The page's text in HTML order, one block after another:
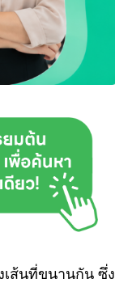
เส้นที่ขนานกัน ซึ่ง